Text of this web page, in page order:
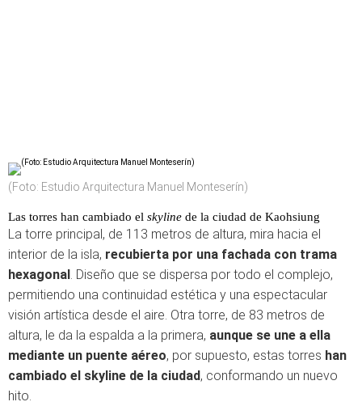
(Foto: Estudio Arquitectura Manuel Monteserín)
Las torres han cambiado el skyline de la ciudad de Kaohsiung
La torre principal, de 113 metros de altura, mira hacia el
interior de la isla, recubierta por una fachada con trama
hexagonal. Diseño que se dispersa por todo el complejo,
permitiendo una continuidad estética y una espectacular
visión artística desde el aire. Otra torre, de 83 metros de
altura, le da la espalda a la primera, aunque se une a ella
mediante un puente aéreo, por supuesto, estas torres han
cambiado el skyline de la ciudad, conformando un nuevo
hito.